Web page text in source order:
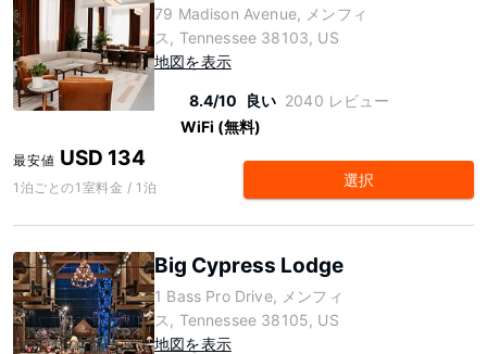
79 Madison Avenue, メンフィ
ス, Tennessee 38103, US
地図を表示
8.4/10 良い 2040 レビュー
WiFi (無料)
最安値 USD 134
1泊ごとの1室料金 / 1泊 選択
Big Cypress Lodge
1 Bass Pro Drive, メンフィ
ス, Tennessee 38105, US
地図を表示